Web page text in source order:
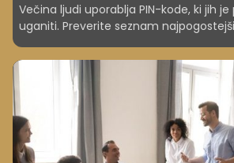
Večina ljudi uporablja PIN-kode, ki jih
uganiti. Preverite seznam
zamenjate.